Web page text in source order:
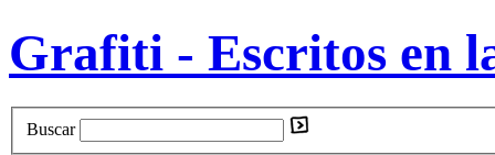
Grafiti - Escritos en
Buscar